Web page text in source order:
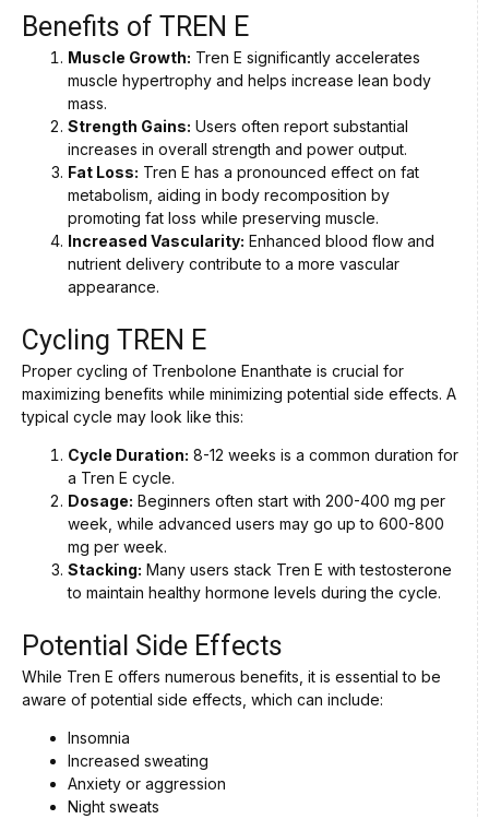
Benefits of TREN E
Muscle Growth: Tren E significantly accelerates
muscle hypertrophy and helps increase lean body
mass.
Strength Gains: Users often report substantial
increases in overall strength and power output.
Fat Loss: Tren E has a pronounced effect on fat
metabolism, aiding in body recomposition by
promoting fat loss while preserving muscle.
Increased Vascularity: Enhanced blood flow and
nutrient delivery contribute to a more vascular
appearance.
Cycling TREN E
Proper cycling of Trenbolone Enanthate is crucial for
maximizing benefits while minimizing potential side effects. A
typical cycle may look like this:
Cycle Duration: 8-12 weeks is a common duration for
a Tren E cycle.
Dosage: Beginners often start with 200-400 mg per
week, while advanced users may go up to 600-800
mg per week.
Stacking: Many users stack Tren E with testosterone
to maintain healthy hormone levels during the cycle.
Potential Side Effects
While Tren E offers numerous benefits, it is essential to be
aware of potential side effects, which can include:
Insomnia
Increased sweating
Anxiety or aggression
Night sweats